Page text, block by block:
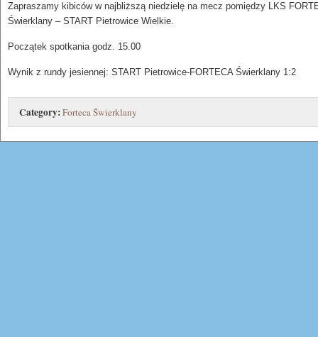
Zapraszamy kibiców w najbliższą niedzielę na mecz pomiędzy LKS
Świerklany – START Pietrowice Wielkie.
Początek spotkania godz. 15.00
Wynik z rundy jesiennej: START Pietrowice-FORTECA Świerklany 1:2
Category:Forteca Świerklany